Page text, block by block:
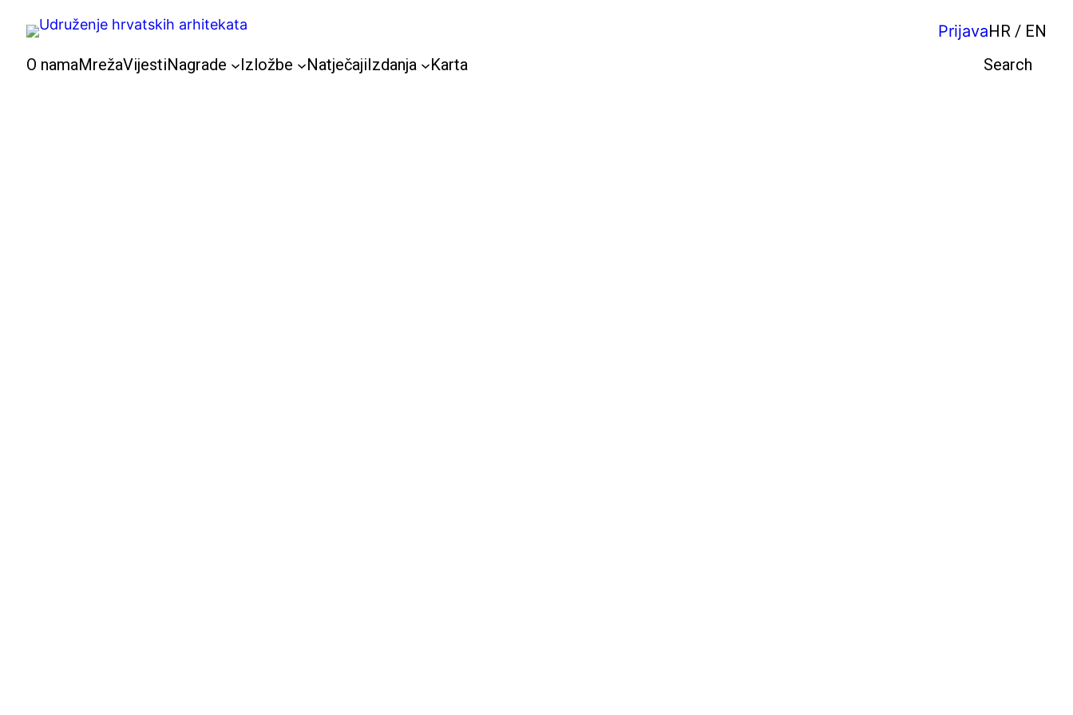
Skoči
sadržaja
PrijavaHR / EN
O namaMrežaVijestiNagrade Izložbe NatječajiIzdanja Karta